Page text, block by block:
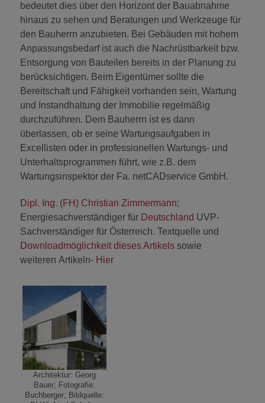
bedeutet dies über den Horizont der Bauabnahme
hinaus zu sehen und Beratungen und Werkzeuge für
den Bauherrn anzubieten. Bei Gebäuden mit hohem
Anpassungsbedarf ist auch die Nachrüstbarkeit bzw.
Entsorgung von Bauteilen bereits in der Planung zu
berücksichtigen. Beim Eigentümer sollte die
Bereitschaft und Fähigkeit vorhanden sein, Wartung
und Instandhaltung der Immobilie regelmäßig
durchzuführen. Dem Bauherrn ist es dann
überlassen, ob er seine Wartungsaufgaben in
Excellisten oder in professionellen Wartungs- und
Unterhaltsprogrammen führt, wie z.B. dem
Wartungsinspektor der Fa. netCADservice GmbH.
Dipl. Ing. (FH) Christian Zimmermann;
Energiesachverständiger für Deutschland UVP-
Sachverständiger für Österreich. Textquelle und
Downloadmöglichkeit dieses Artikels sowie
weiteren Artikeln- Hier
Architektur: Georg
Bauer; Fotografie:
Buchberger; Bildquelle: